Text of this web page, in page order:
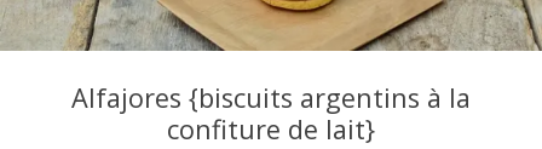
e
Alfajores {biscuits argentins à la
confiture de lait}